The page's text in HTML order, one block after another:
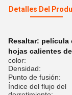
Detalles Del
Resaltar: película
hojas calientes
color:
Densidad:
Punto de fusión:
Índice del flujo del